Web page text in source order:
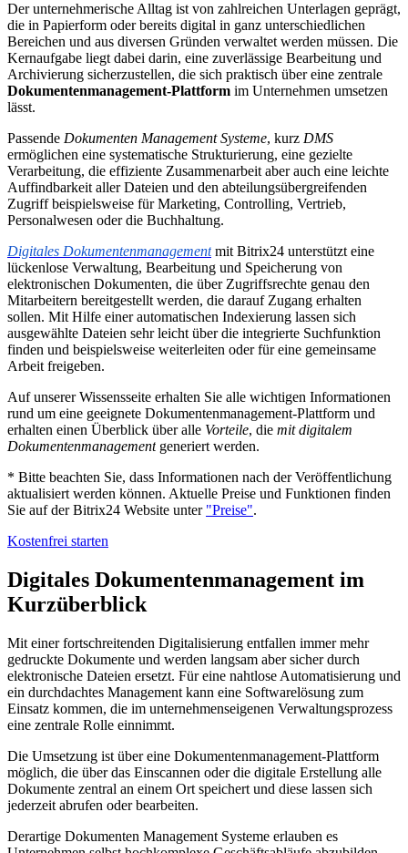
Der unternehmerische Alltag ist von zahlreichen Unterlagen geprägt,
die in Papierform oder bereits digital in ganz unterschiedlichen
Bereichen und aus diversen Gründen verwaltet werden müssen. Die
Kernaufgabe liegt dabei darin, eine zuverlässige Bearbeitung und
Archivierung sicherzustellen, die sich praktisch über eine zentrale
Dokumentenmanagement-Plattform im Unternehmen umsetzen
lässt.
Passende Dokumenten Management Systeme, kurz DMS
ermöglichen eine systematische Strukturierung, eine gezielte
Verarbeitung, die effiziente Zusammenarbeit aber auch eine leichte
Auffindbarkeit aller Dateien und den abteilungsübergreifenden
Zugriff beispielsweise für Marketing, Controlling, Vertrieb,
Personalwesen oder die Buchhaltung.
Digitales Dokumentenmanagement mit Bitrix24 unterstützt eine
lückenlose Verwaltung, Bearbeitung und Speicherung von
elektronischen Dokumenten, die über Zugriffsrechte genau den
Mitarbeitern bereitgestellt werden, die darauf Zugang erhalten
sollen. Mit Hilfe einer automatischen Indexierung lassen sich
ausgewählte Dateien sehr leicht über die integrierte Suchfunktion
finden und beispielsweise weiterleiten oder für eine gemeinsame
Arbeit freigeben.
Auf unserer Wissensseite erhalten Sie alle wichtigen Informationen
rund um eine geeignete Dokumentenmanagement-Plattform und
erhalten einen Überblick über alle Vorteile, die mit digitalem
Dokumentenmanagement generiert werden.
* Bitte beachten Sie, dass Informationen nach der Veröffentlichung
aktualisiert werden können. Aktuelle Preise und Funktionen finden
Sie auf der Bitrix24 Website unter "Preise".
Kostenfrei starten
Digitales Dokumentenmanagement im
Kurzüberblick
Mit einer fortschreitenden Digitalisierung entfallen immer mehr
gedruckte Dokumente und werden langsam aber sicher durch
elektronische Dateien ersetzt. Für eine nahtlose Automatisierung und
ein durchdachtes Management kann eine Softwarelösung zum
Einsatz kommen, die im unternehmenseigenen Verwaltungsprozess
eine zentrale Rolle einnimmt.
Die Umsetzung ist über eine Dokumentenmanagement-Plattform
möglich, die über das Einscannen oder die digitale Erstellung alle
Dokumente zentral an einem Ort speichert und diese lassen sich
jederzeit abrufen oder bearbeiten.
Derartige Dokumenten Management Systeme erlauben es